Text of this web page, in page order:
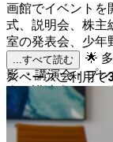
画館でイベントを開催し
式、説明会、株主
室の発表会、少年
ただけます。 🌟 多彩な利用用途 ・カンファレンス ・動画撮
影 ・講演会・プ
会・講演会 ・そ
少年野球の卒団式
ー ・オンライン研修 ・プロ
...すべて読む
スペースご利用で